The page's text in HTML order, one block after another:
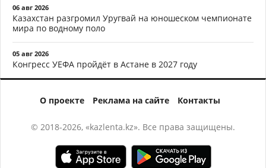
06 авг 2026
Казахстан разгромил Уругвай на юношеском чемпионате
мира по водному поло
05 авг 2026
Конгресс УЕФА пройдёт в Астане в 2027 году
О проекте Реклама на сайте Контакты
© 2018-2026, «kazlenta.kz». Все права защищены.